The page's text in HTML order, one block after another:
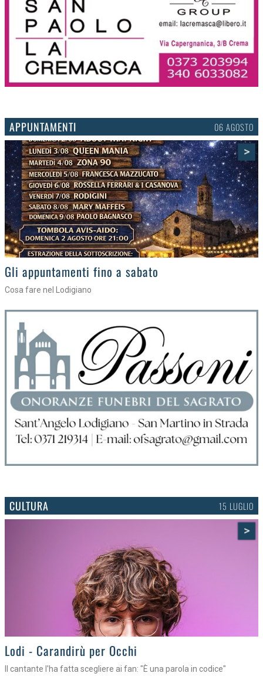
APPUNTAMENTI 03 AGOSTO
>
Gli eventi della settimana
Tra torte, cinema e musica live
CULTURA 15 LUGLIO
>
Lodi - Carandirù per Occhi
Il cantante l'ha fatta scegliere ai fan: "È una parola in codice"